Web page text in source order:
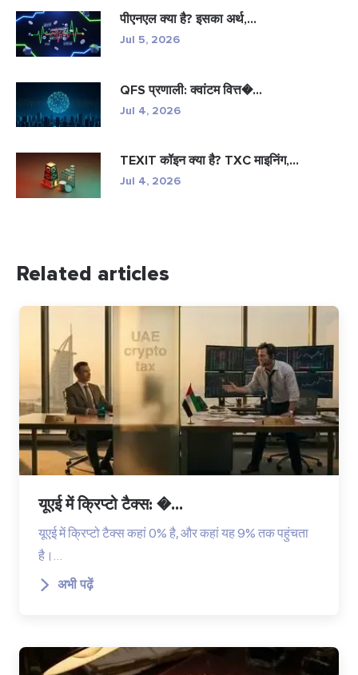
पीएनएल क्या है? इसका अर्थ,...
Jul 5, 2026
QFS प्रणाली: क्वांटम वित्त�...
Jul 4, 2026
TEXIT कॉइन क्या है? TXC माइनिंग,...
Jul 4, 2026
Related articles
यूएई में क्रिप्टो टैक्स: �...
यूएई में क्रिप्टो टैक्स कहां 0% है, और कहां यह 9% तक पहुंचता
है।…
अभी पढ़ें